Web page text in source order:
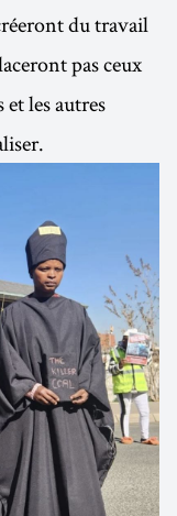
du travail
pas ceux
les autres